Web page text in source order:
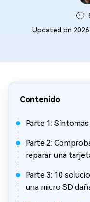
Updated on
Contenido
Parte 1:
Parte 2:
reparar una
Parte 3: 10
una micro SD